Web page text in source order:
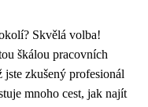
Skvělá volba!
škálou pracovních
zkušený profesionál
mnoho cest, jak najít